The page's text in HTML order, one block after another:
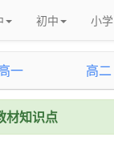
初中 小学
一 高二
材知识点